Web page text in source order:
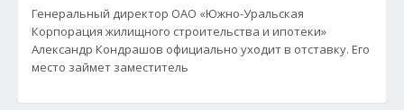
Генеральный директор ОАО «Южно-Уральская
Корпорация жилищного строительства и ипотеки»
Александр Кондрашов официально уходит в отставку. Его
место займет заместитель